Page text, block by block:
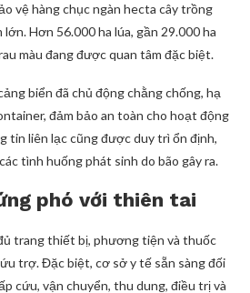
vệ hàng chục ngàn hecta cây trồng
lớn. Hơn 56.000 ha lúa, gần 29.000 ha
màu đang được quan tâm đặc biệt.
biển đã chủ động chằng chống, hạ
đảm bảo an toàn cho hoạt động
tin liên lạc cũng được duy trì ổn định,
tình huống phát sinh do bão gây ra.
phó với thiên tai
trang thiết bị, phương tiện và thuốc
trợ. Đặc biệt, cơ sở y tế sẵn sàng đối
cứu, vận chuyển, thu dung, điều trị và